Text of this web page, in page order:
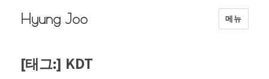
Hyung Joo 메뉴
[태그:] KDT